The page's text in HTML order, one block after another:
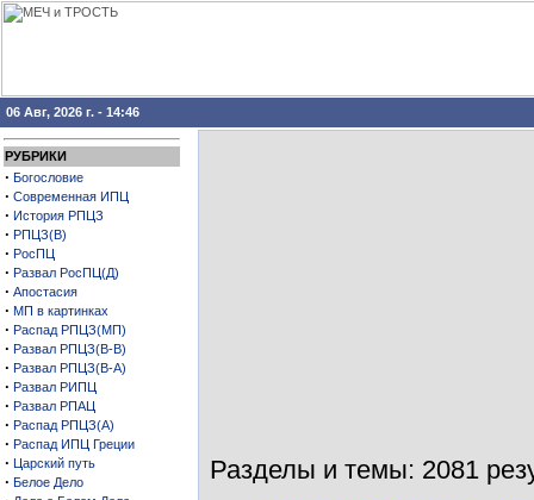
06 Авг, 2026 г. - 14:46
РУБРИКИ
· Богословие
· Современная ИПЦ
· История РПЦЗ
· РПЦЗ(В)
· РосПЦ
· Развал РосПЦ(Д)
· Апостасия
· МП в картинках
· Распад РПЦЗ(МП)
· Развал РПЦЗ(В-В)
· Развал РПЦЗ(В-А)
· Развал РИПЦ
· Развал РПАЦ
· Распад РПЦЗ(А)
· Распад ИПЦ Греции
· Царский путь
· Белое Дело
Разделы и темы: 2081